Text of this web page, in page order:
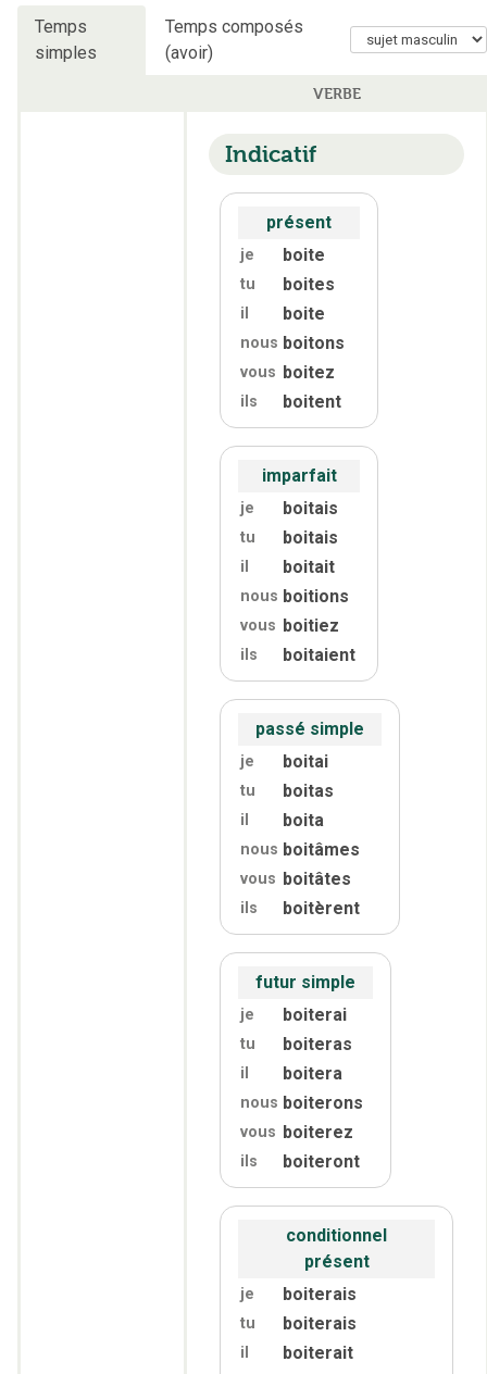
Temps
simples
Temps composés
(avoir)
VERBE
Indicatif
présent
je boite
tu boites
il boite
nous boitons
vous boitez
ils boitent
imparfait
je boitais
tu boitais
il boitait
nous boitions
vous boitiez
ils boitaient
passé simple
je boitai
tu boitas
il boita
nous boitâmes
vous boitâtes
ils boitèrent
futur simple
je boiterai
tu boiteras
il boitera
nous boiterons
vous boiterez
ils boiteront
conditionnel
présent
je boiterais
tu boiterais
il boiterait